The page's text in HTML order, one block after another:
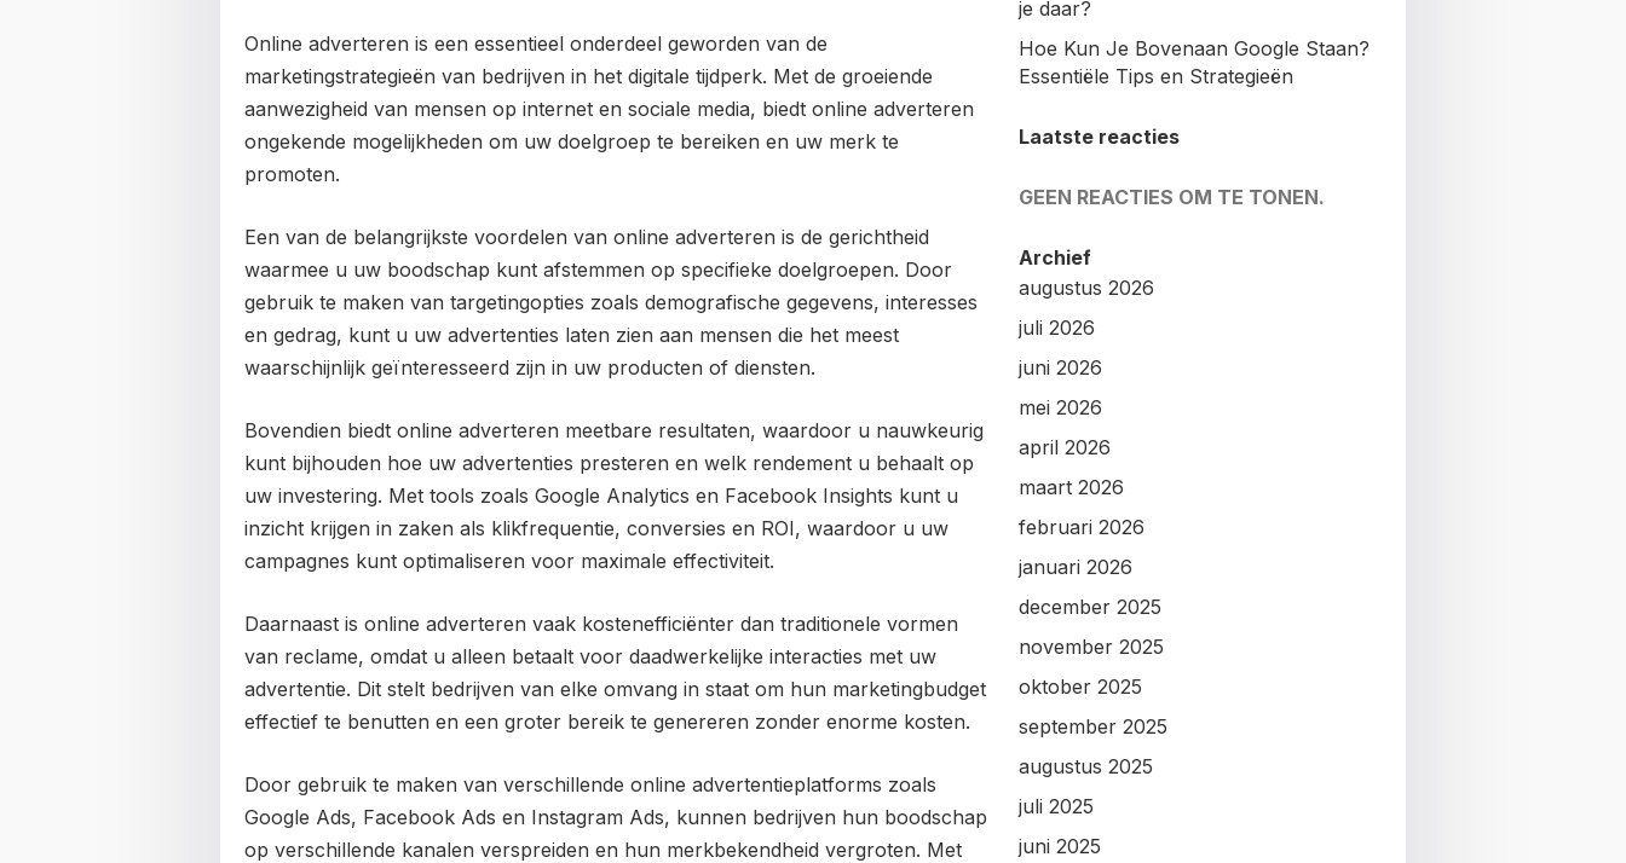
Online adverteren is een essentieel onderdeel geworden van de
marketingstrategieën van bedrijven in het digitale tijdperk. Met de groeiende
aanwezigheid van mensen op internet en sociale media, biedt online adverteren
ongekende mogelijkheden om uw doelgroep te bereiken en uw merk te
promoten.
Een van de belangrijkste voordelen van online adverteren is de gerichtheid
waarmee u uw boodschap kunt afstemmen op specifieke doelgroepen. Door
gebruik te maken van targetingopties zoals demografische gegevens, interesses
en gedrag, kunt u uw advertenties laten zien aan mensen die het meest
waarschijnlijk geïnteresseerd zijn in uw producten of diensten.
Bovendien biedt online adverteren meetbare resultaten, waardoor u nauwkeurig
kunt bijhouden hoe uw advertenties presteren en welk rendement u behaalt op
uw investering. Met tools zoals Google Analytics en Facebook Insights kunt u
inzicht krijgen in zaken als klikfrequentie, conversies en ROI, waardoor u uw
campagnes kunt optimaliseren voor maximale effectiviteit.
Daarnaast is online adverteren vaak kostenefficiënter dan traditionele vormen
van reclame, omdat u alleen betaalt voor daadwerkelijke interacties met uw
advertentie. Dit stelt bedrijven van elke omvang in staat om hun marketingbudget
effectief te benutten en een groter bereik te genereren zonder enorme kosten.
Door gebruik te maken van verschillende online advertentieplatforms zoals
Google Ads, Facebook Ads en Instagram Ads, kunnen bedrijven hun boodschap
op verschillende kanalen verspreiden en hun merkbekendheid vergroten. Met
je daar?
Hoe Kun Je Bovenaan Google Staan?
Essentiële Tips en Strategieën
Laatste reacties
GEEN REACTIES OM TE TONEN.
Archief
augustus 2026
juli 2026
juni 2026
mei 2026
april 2026
maart 2026
februari 2026
januari 2026
december 2025
november 2025
oktober 2025
september 2025
augustus 2025
juli 2025
juni 2025